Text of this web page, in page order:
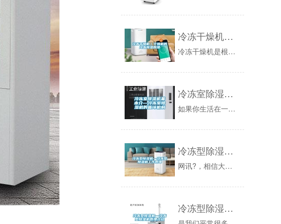
冷冻干燥机｜干燥机的冷冻除湿原理
冷冻干燥机是根据冷冻除湿原理，利用全封闭压缩式制冷系统，对经空压机排出的压缩气体冷却降温，使其中所含的大量饱和水蒸气、油雾凝结液滴，经过经汽...
冷冻室除湿机基本介—冷冻室除湿机的循环机制
如果你生活在一个常年下雨的城市你会怎么样？如果你喜欢雨的话，那应该还好，但是如果你讨厌雨，讨厌那种湿嗒嗒的感觉的话，那我想你肯定会受不了的。...
冷冻型除湿机—冷冻型除湿机工作原理
网讯?，相信大家都不会陌生。无论是在我们的生活中还是在生产中，我们都接触的非常多，而今天小编就要为大家带来除湿机种类中的一种，那就是冷冻型除...
冷冻型除湿机—冷冻型除湿机原理介绍